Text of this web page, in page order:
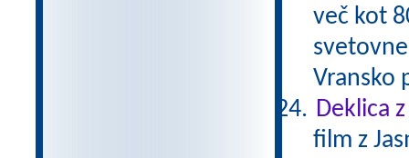
več kot
Vransko
Deklica
film z